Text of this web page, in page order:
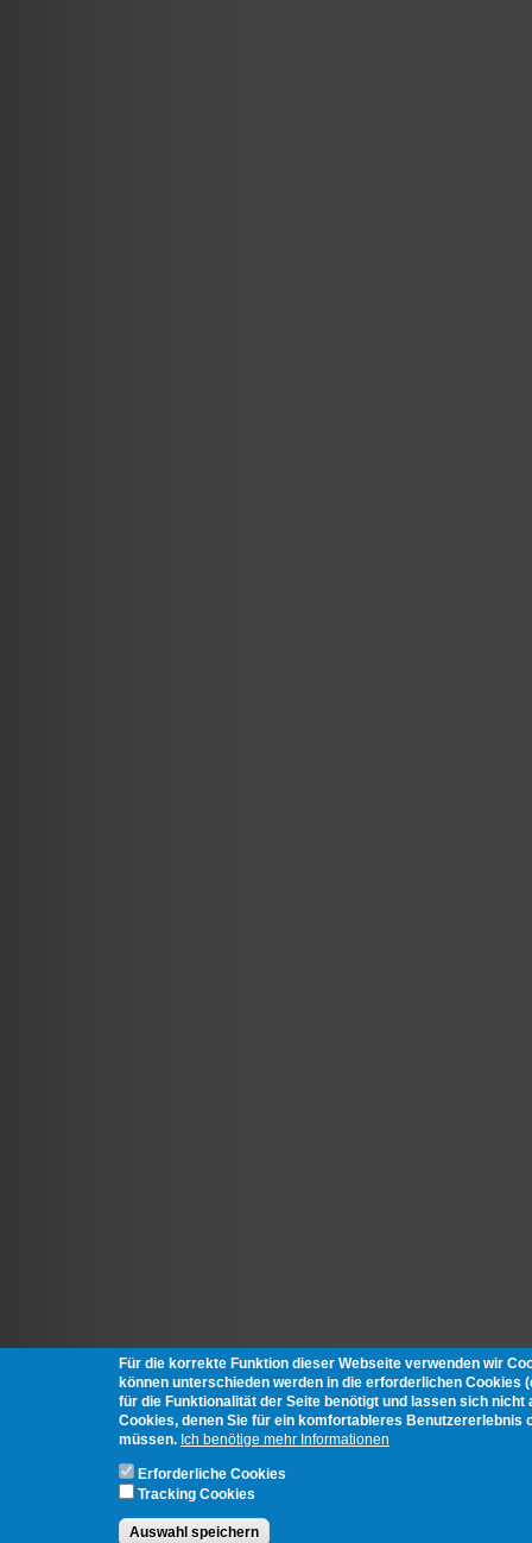
Für die korrekte Funktion dieser Webseite verwenden wir
können unterschieden werden in die erforderlichen Cookies
für die Funktionalität der Seite benötigt und lassen sich nicht
Cookies, denen Sie für ein komfortableres Benutzererlebnis
müssen. Ich benötige mehr Informationen
Erforderliche Cookies
Tracking Cookies
Auswahl speichern